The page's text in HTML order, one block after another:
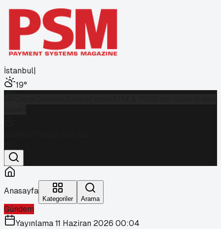
İstanbul|
19°
Anasayfa
Kategoriler Arama
Gündem
Yayınlama11 Haziran 2026 00:04